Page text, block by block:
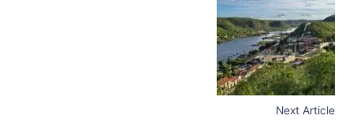
Next Article